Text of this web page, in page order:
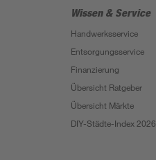
Wissen & Service
Handwerksservice
Entsorgungsservice
Finanzierung
Übersicht Ratgeber
Übersicht Märkte
DIY-Städte-Index 2026